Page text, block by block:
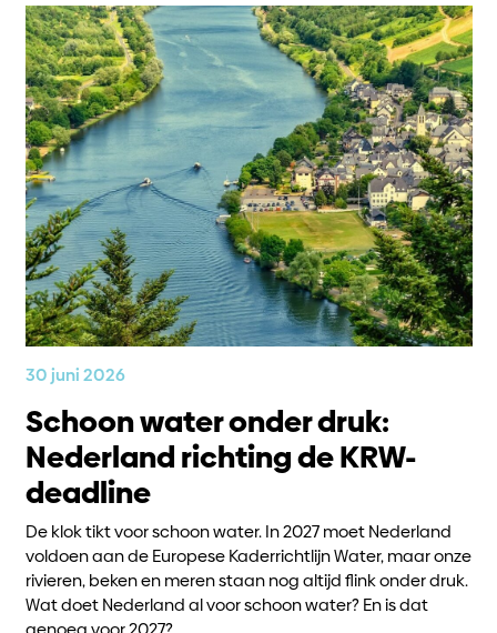
30 juni 2026
Schoon water onder druk:
Nederland richting de KRW-
deadline
De klok tikt voor schoon water. In 2027 moet Nederland
voldoen aan de Europese Kaderrichtlijn Water, maar onze
rivieren, beken en meren staan nog altijd flink onder druk.
Wat doet Nederland al voor schoon water? En is dat